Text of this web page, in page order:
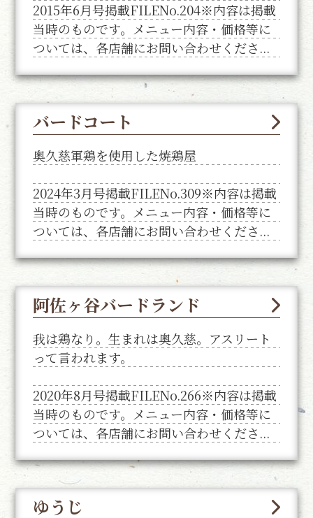
2015年6月号掲載FILENo.204※内容は掲載
当時のものです。メニュー内容・価格等に
ついては、各店舗にお問い合わせくださ...
バードコート
奥久慈軍鶏を使用した焼鶏屋
2024年3月号掲載FILENo.309※内容は掲載
当時のものです。メニュー内容・価格等に
ついては、各店舗にお問い合わせくださ...
阿佐ヶ谷バードランド
我は鶏なり。生まれは奥久慈。アスリート
って言われます。
2020年8月号掲載FILENo.266※内容は掲載
当時のものです。メニュー内容・価格等に
ついては、各店舗にお問い合わせくださ...
ゆうじ